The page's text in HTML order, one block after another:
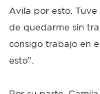
Avila por esto.
de quedarme sin
consigo trabajo en
esto”.